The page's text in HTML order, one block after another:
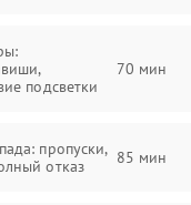
подсветки
70 мин
пропуски,
отказ
85 мин